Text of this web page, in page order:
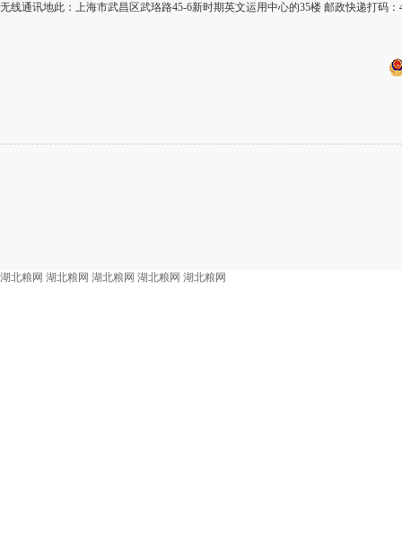
无线通讯地此：上海市武昌区武珞路45-6新时期英文运用中心的35楼 邮政快递打码
湖北粮网 湖北粮网 湖北粮网 湖北粮网 湖北粮网